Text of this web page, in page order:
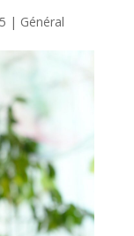
| Général